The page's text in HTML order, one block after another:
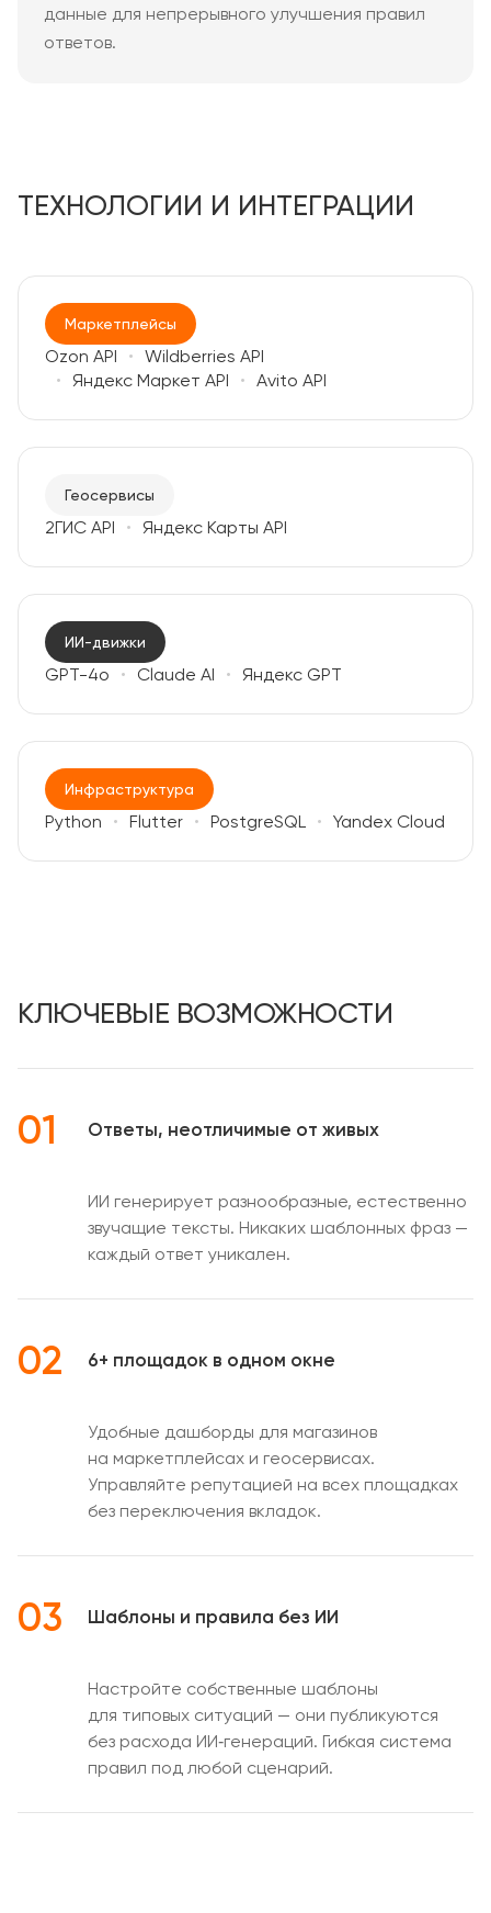
данные для непрерывного улучшения правил
ответов.
ТЕХНОЛОГИИ И ИНТЕГРАЦИИ
Маркетплейсы
Ozon API
Wildberries API
Яндекс Маркет API
Avito API
Геосервисы
2ГИС API Яндекс Карты API
ИИ-движки
GPT-4o Claude AI Яндекс GPT
Инфраструктура
Python Flutter PostgreSQL Yandex Cloud
КЛЮЧЕВЫЕ ВОЗМОЖНОСТИ
01 Ответы, неотличимые от живых
ИИ генерирует разнообразные, естественно
звучащие тексты. Никаких шаблонных фраз —
каждый ответ уникален.
02 6+ площадок в одном окне
Удобные дашборды для магазинов
на маркетплейсах и геосервисах.
Управляйте репутацией на всех площадках
без переключения вкладок.
03 Шаблоны и правила без ИИ
Настройте собственные шаблоны
для типовых ситуаций — они публикуются
без расхода ИИ‑генераций. Гибкая система
правил под любой сценарий.